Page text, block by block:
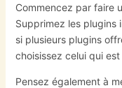
Commencez par faire
Supprimez les plugins
si plusieurs plugins
choisissez celui qui
Pensez également à